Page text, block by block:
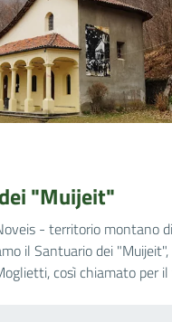
"Muijeit"
- territorio montano di
il Santuario dei "Muijeit",
così chiamato per